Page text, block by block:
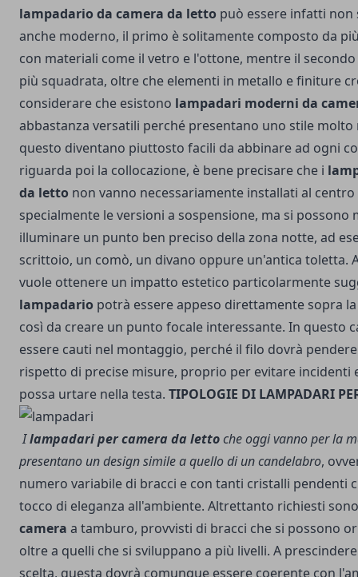
lampadario da camera da letto può essere infatti non
anche moderno, il primo è solitamente composto da
con materiali come il vetro e l'ottone, mentre il
più squadrata, oltre che elementi in metallo e finiture
considerare che esistono lampadari moderni da
abbastanza versatili perché presentano uno stile
questo diventano piuttosto facili da abbinare ad ogni
riguarda poi la collocazione, è bene precisare che i
da letto non vanno necessariamente installati al centro
specialmente le versioni a sospensione, ma si
illuminare un punto ben preciso della zona notte, ad
scrittoio, un comò, un divano oppure un'antica toletta.
vuole ottenere un impatto estetico particolarmente
lampadario potrà essere appeso direttamente sopra
così da creare un punto focale interessante. In questo
essere cauti nel montaggio, perché il filo dovrà
rispetto di precise misure, proprio per evitare incidenti
possa urtare nella testa. TIPOLOGIE DI LAMPADARI
Ilampadari per camera da lettoche oggi vanno per la
presentano un design simile a quello di un candelabro,
numero variabile di bracci e con tanti cristalli pendenti
tocco di eleganza all'ambiente. Altrettanto richiesti
camera a tamburo, provvisti di bracci che si possono
oltre a quelli che si sviluppano a più livelli. A
scelta, questa dovrà comunque essere coerente con